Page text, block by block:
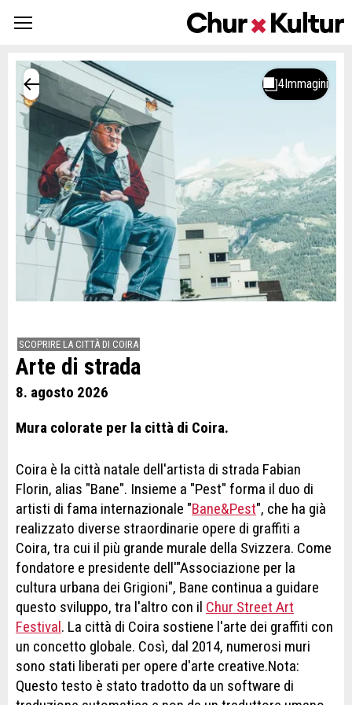
SCOPRIRE LA CITTÀ DI COIRA
Arte di strada
8. agosto 2026
Mura colorate per la città di Coira.
Coira è la città natale dell'artista di strada Fabian
Florin, alias "Bane". Insieme a "Pest" forma il duo di
artisti di fama internazionale "Bane&Pest", che ha già
realizzato diverse straordinarie opere di graffiti a
Coira, tra cui il più grande murale della Svizzera. Come
fondatore e presidente dell'"Associazione per la
cultura urbana dei Grigioni", Bane continua a guidare
questo sviluppo, tra l'altro con il Chur Street Art
Festival. La città di Coira sostiene l'arte dei graffiti con
un concetto globale. Così, dal 2014, numerosi muri
sono stati liberati per opere d'arte creative.Nota:
Questo testo è stato tradotto da un software di